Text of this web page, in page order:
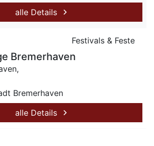
alle Details
Festivals & Feste
Bremerhaven
Bremerhaven
alle Details